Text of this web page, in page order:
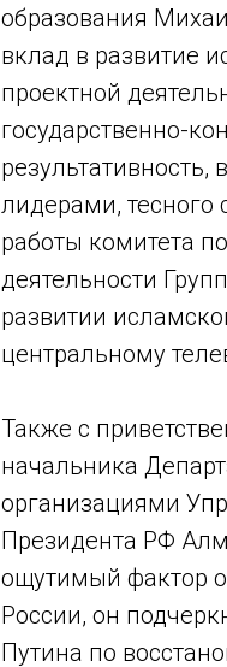
образования
вклад в развитие
проектной
государственно-
лидерами, тесного
работы комитета
деятельности
развитии
центральному
Также с
начальника
организациями
Президента РФ
ощутимый фактор
России, он
Путина по